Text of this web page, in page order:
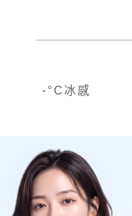
-°C冰感